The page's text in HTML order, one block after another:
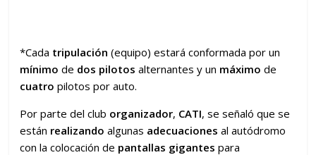
*Cada tripulación (equipo) estará conformada por un
mínimo de dos pilotos alternantes y un máximo de
cuatro pilotos por auto.
Por parte del club organizador, CATI, se señaló que se
están realizando algunas adecuaciones al autódromo
con la colocación de pantallas gigantes para